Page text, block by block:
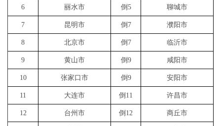
林芝市 察隅河，尼洋河，雅
崇左市 左江，平而河，归春河（黑水河）
5
黔东南苗族侗族自
治州
六洞河，巴拉河，舞水，车坝河，
江，巫密河，清水江，舞阳河，
河池市 红水河，岩滩水库，东小江，刁
7 桂林市
灌江，寻江，恭城河，桂江，漓江，
灵渠，
张掖市 东大河，北
6 丽水市 倒5 聊城市
7 昆明市 倒7 濮阳市
8 北京市 倒7 临沂市
9 黄山市 倒9 咸阳市
10 张家口市 倒9 安阳市
11 大连市 倒11 许昌市
12 台州市 倒12 商丘市